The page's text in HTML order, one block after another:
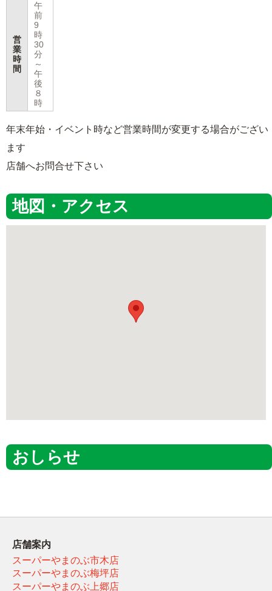
営
業
時
間
午
前
9
時
30
分
～
午
後
８
時
年末年始・イベント時など営業時間が変更する場合がござい
ます
店舗へお問合せ下さい
地図・アクセス
おしらせ
店舗案内
スーパーやまのぶ市木店
スーパーやまのぶ梅坪店
スーパーやまのぶ上郷店